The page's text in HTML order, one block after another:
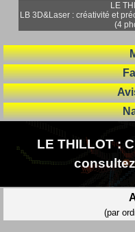
LE
LB 3D&Laser : créativité et
(4
LE THILLOT :
(par